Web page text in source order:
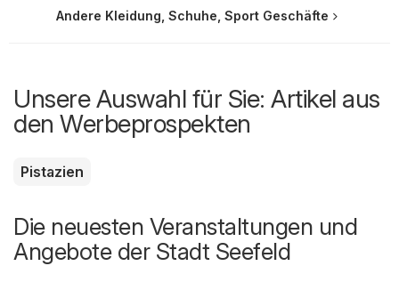
Andere Kleidung, Schuhe, Sport Geschäfte
Unsere Auswahl für Sie: Artikel aus
den Werbeprospekten
Pistazien
Die neuesten Veranstaltungen und
Angebote der Stadt Seefeld